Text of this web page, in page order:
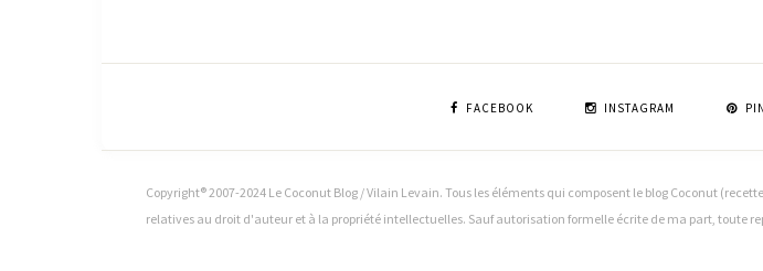
FACEBOOK INSTAGRAM
Copyright® 2007-2024 Le Coconut Blog / Vilain Levain. Tous les éléments qui composent le blog Coconut
relatives au droit d'auteur et à la propriété intellectuelles. Sauf autorisation formelle écrite de ma part, toute